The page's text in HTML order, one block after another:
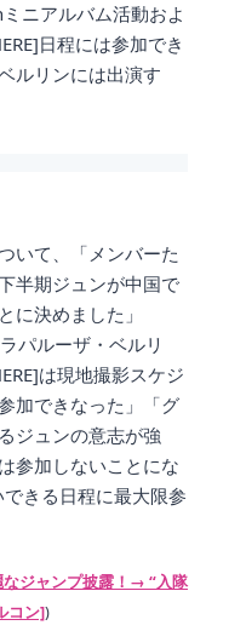
ニアルバム活動およ
日程には参加でき
ルリンには出演す
いて、「メンバーた
半期ジュンが中国で
に決めました」
パルーザ・ベルリ
は現地撮影スケジ
加できなった」「グ
ジュンの意志が強
参加しないことにな
きる日程に最大限参
ジャンプ披露！→ “入隊
コン])